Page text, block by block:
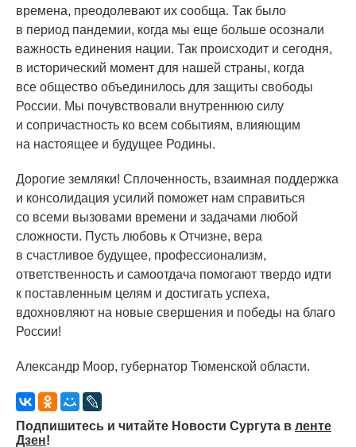
времена, преодолевают их сообща. Так было
в период пандемии, когда мы еще больше осознали
важность единения нации. Так происходит и сегодня,
в исторический момент для нашей страны, когда
все общество объединилось для защиты свободы
России. Мы почувствовали внутреннюю силу
и сопричастность ко всем событиям, влияющим
на настоящее и будущее Родины.
Дорогие земляки! Сплоченность, взаимная поддержка
и консолидация усилий поможет нам справиться
со всеми вызовами времени и задачами любой
сложности. Пусть любовь к Отчизне, вера
в счастливое будущее, профессионализм,
ответственность и самоотдача помогают твердо идти
к поставленным целям и достигать успеха,
вдохновляют на новые свершения и победы на благо
России!
Александр Моор, губернатор Тюменской области.
Подпишитесь и читайте Новости Сургута в ленте
Дзен!